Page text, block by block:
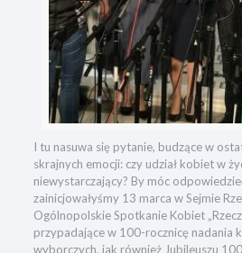
I tu nasuwa się pytanie, budzące w
skrajnych emocji: czy udział kobiet w
niewystarczający? By móc
zainicjowałyśmy 13 marca w Sejmie
Ogólnopolskie Spotkanie Kobiet
przypadające w 100-rocznicę nadania
wyborczych, jak również Jubileuszu